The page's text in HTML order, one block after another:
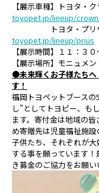
【展示車種】トヨタ・
toyopet.jp/lineup/
トヨタ・プリ
toyopet.jp/lineup/prius
【展示時間】１１：３
【展示場所】モニュメ
●未来輝くお子様たちへ
す！
福岡トヨペットブース
し”としてトヨピー、も
ます。寄付金は地域の
め寄贈先は児童福祉施
子供たち、それぞれが
する事を願っています
き募金のご協力をお願い